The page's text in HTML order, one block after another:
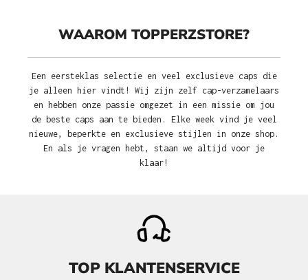
WAAROM TOPPERZSTORE?
Een eersteklas selectie en veel exclusieve caps die
je alleen hier vindt! Wij zijn zelf cap-verzamelaars
en hebben onze passie omgezet in een missie om jou
de beste caps aan te bieden. Elke week vind je veel
nieuwe, beperkte en exclusieve stijlen in onze shop.
En als je vragen hebt, staan we altijd voor je
klaar!
TOP KLANTENSERVICE